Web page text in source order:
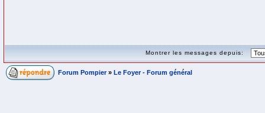
Montrer les messages depuis:
Forum Pompier » Le Foyer - Forum général